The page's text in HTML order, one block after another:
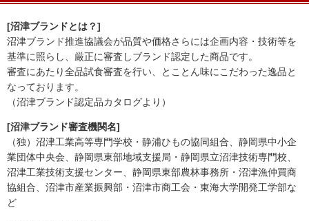
会社案内
お問い合わせ
[沼津ブランドとは？]
沼津ブランド推進協議会が品質や価格さらには企画内容・技術等を
基準に照らし、厳正に審査しブランド認定した商品です。
審査にあたり全品試食審査を行い、とことん味にこだわった逸品と
なっております。
（沼津ブランド認定品カタログより）
[沼津ブランド審査機関名]
（独）沼津工業高等専門学校・静浦ひもの協同組合、静岡県中小企
業団体中央会、静岡県東部地域支援局・静岡県立沼津技術専門校、
沼津工業技術支援センター、静岡県東部農林事務所・沼津漁仲買商
協組合、沼津市産業振興部・沼津市商工会・東海大学開発工学部な
ど